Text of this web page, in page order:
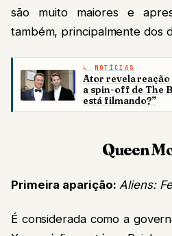
são muito maiores e
também, principalmente dos
NOTÍCIAS
Ator revela
a spin-off de The
está filmando?”
Queen
Primeira aparição: Aliens:
É considerada como a